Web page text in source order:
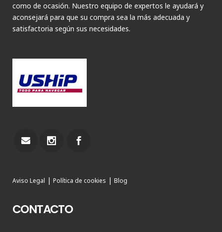
como de ocasión. Nuestro equipo de expertos le ayudará y
aconsejará para que su compra sea la más adecuada y
satisfactoria según sus necesidades.
Aviso Legal | Política de cookies | Blog
CONTACTO